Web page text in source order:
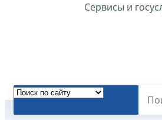
Сервисы и